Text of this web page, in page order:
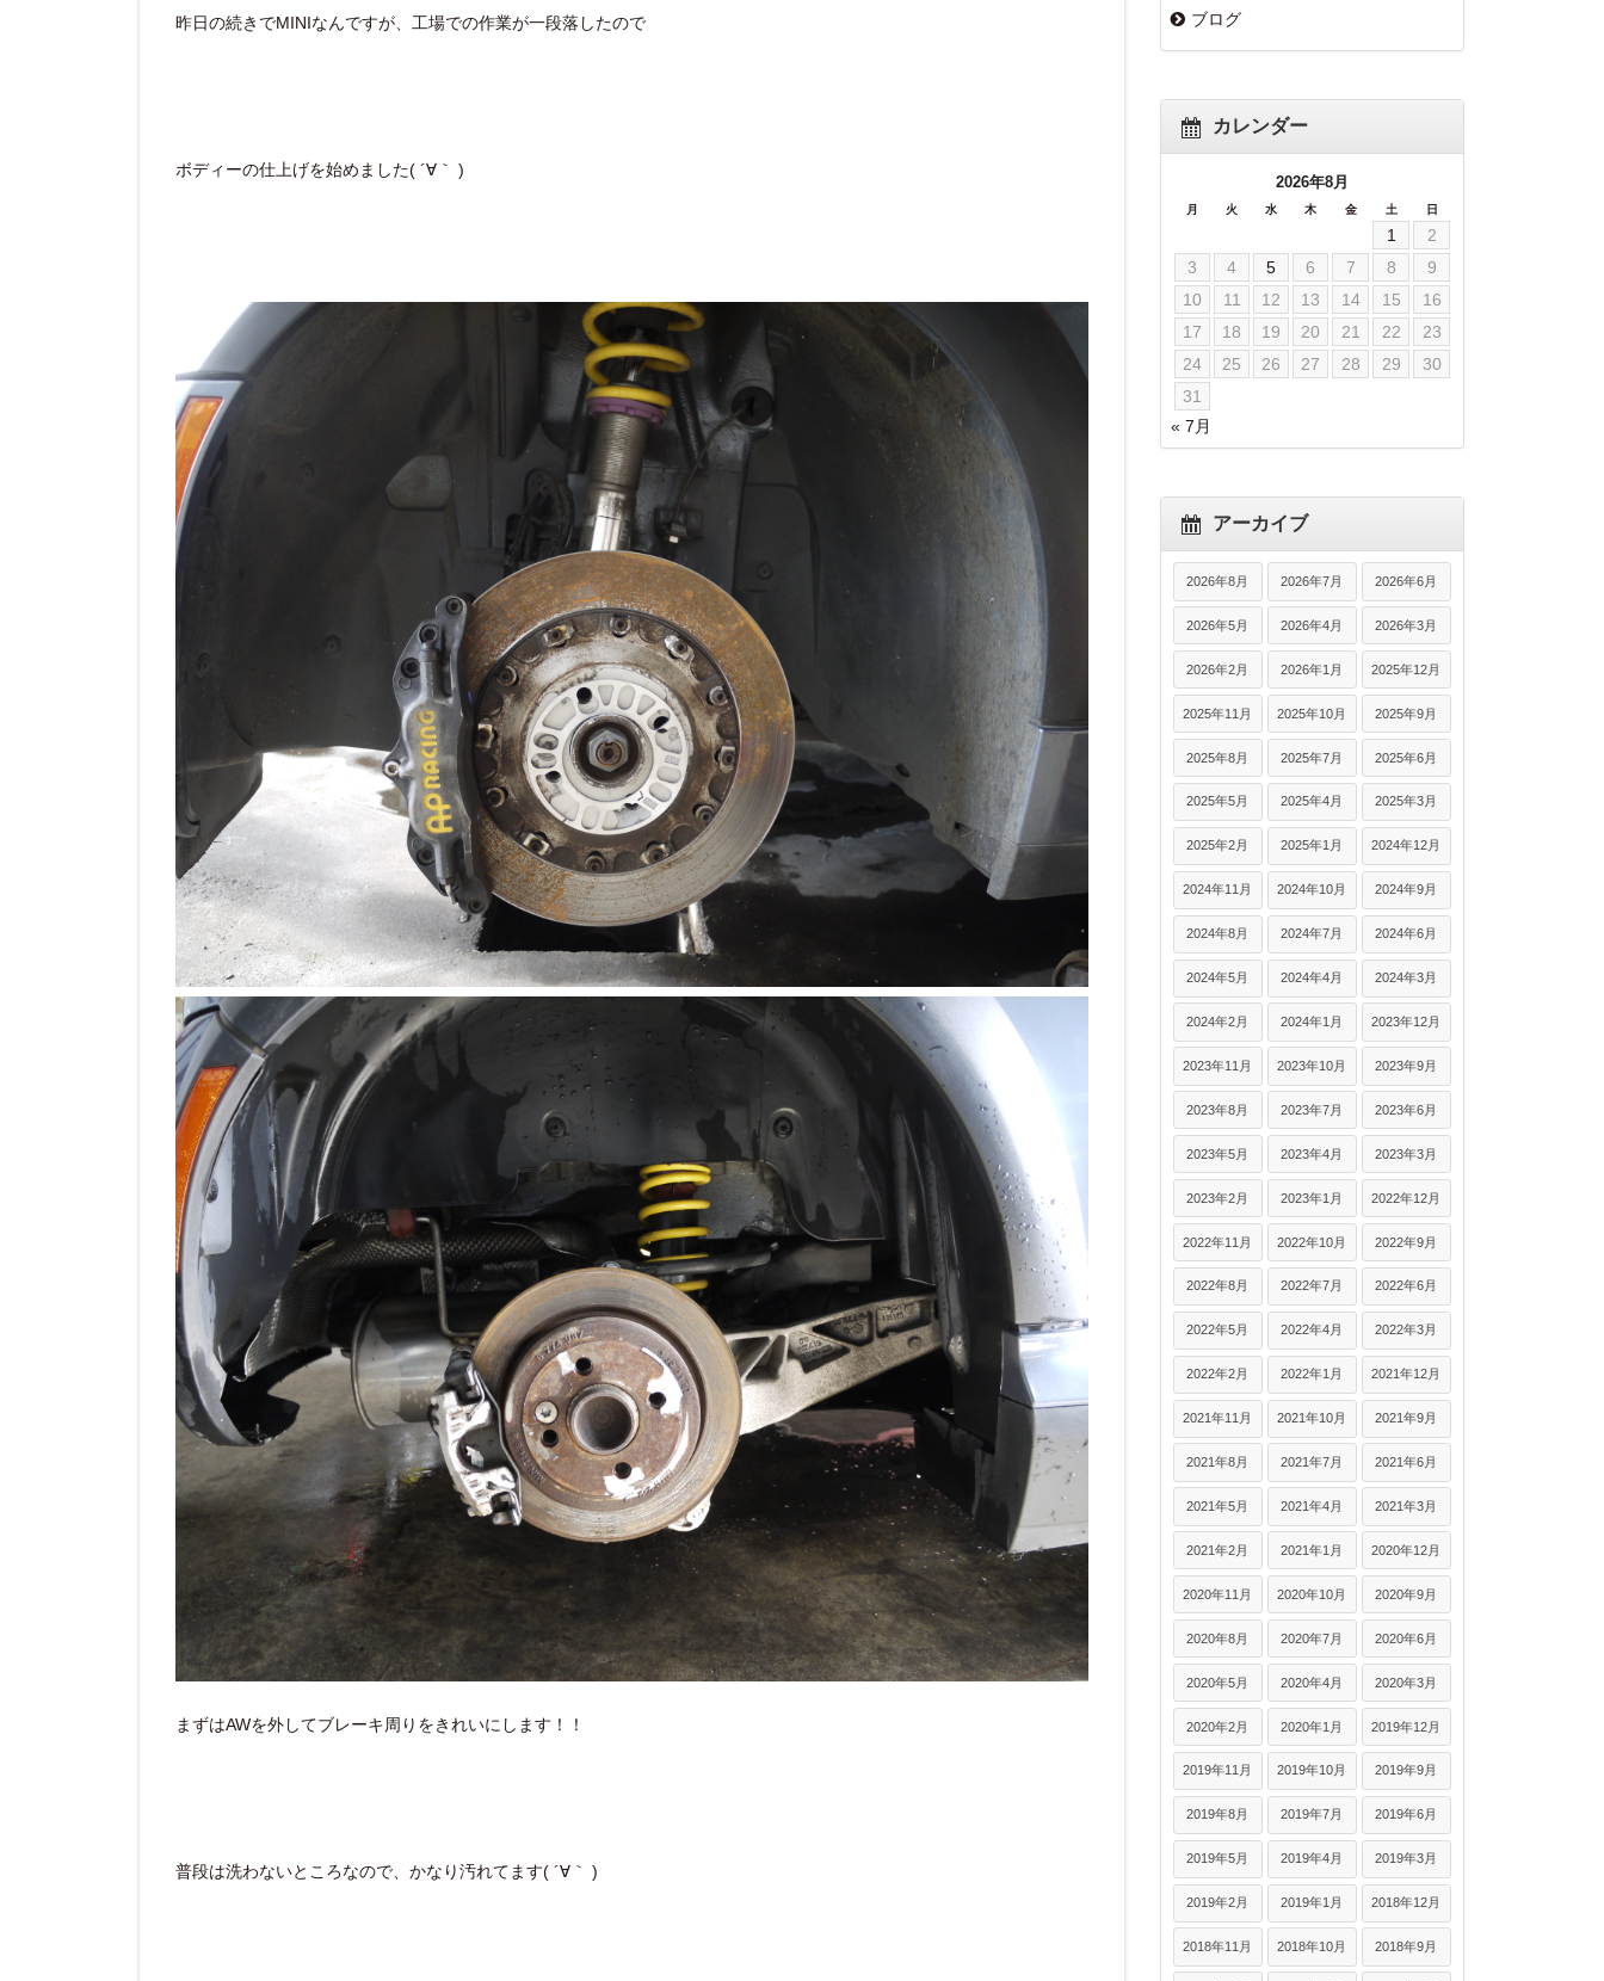
昨日の続きでMINIなんですが、工場での作業が一段落したので
ボディーの仕上げを始めました( ´∀｀ )
まずはAWを外してブレーキ周りをきれいにします！！
普段は洗わないところなので、かなり汚れてます( ´∀｀ )
ブログ
カレンダー
2026年8月
月 火 水 木 金 土 日
1
2
3
4 5 6 7 8
9
10
11 12 13 14 15
16
17
18 19 20 21 22
23
24
25 26 27 28 29
30
31
« 7月
アーカイブ
2026年8月 2026年7月 2026年6月
2026年5月 2026年4月 2026年3月
2026年2月 2026年1月 2025年12月
2025年11月 2025年10月 2025年9月
2025年8月 2025年7月 2025年6月
2025年5月 2025年4月 2025年3月
2025年2月 2025年1月 2024年12月
2024年11月 2024年10月 2024年9月
2024年8月 2024年7月 2024年6月
2024年5月 2024年4月 2024年3月
2024年2月 2024年1月 2023年12月
2023年11月 2023年10月 2023年9月
2023年8月 2023年7月 2023年6月
2023年5月 2023年4月 2023年3月
2023年2月 2023年1月 2022年12月
2022年11月 2022年10月 2022年9月
2022年8月 2022年7月 2022年6月
2022年5月 2022年4月 2022年3月
2022年2月 2022年1月 2021年12月
2021年11月 2021年10月 2021年9月
2021年8月 2021年7月 2021年6月
2021年5月 2021年4月 2021年3月
2021年2月 2021年1月 2020年12月
2020年11月 2020年10月 2020年9月
2020年8月 2020年7月 2020年6月
2020年5月 2020年4月 2020年3月
2020年2月 2020年1月 2019年12月
2019年11月 2019年10月 2019年9月
2019年8月 2019年7月 2019年6月
2019年5月 2019年4月 2019年3月
2019年2月 2019年1月 2018年12月
2018年11月 2018年10月 2018年9月